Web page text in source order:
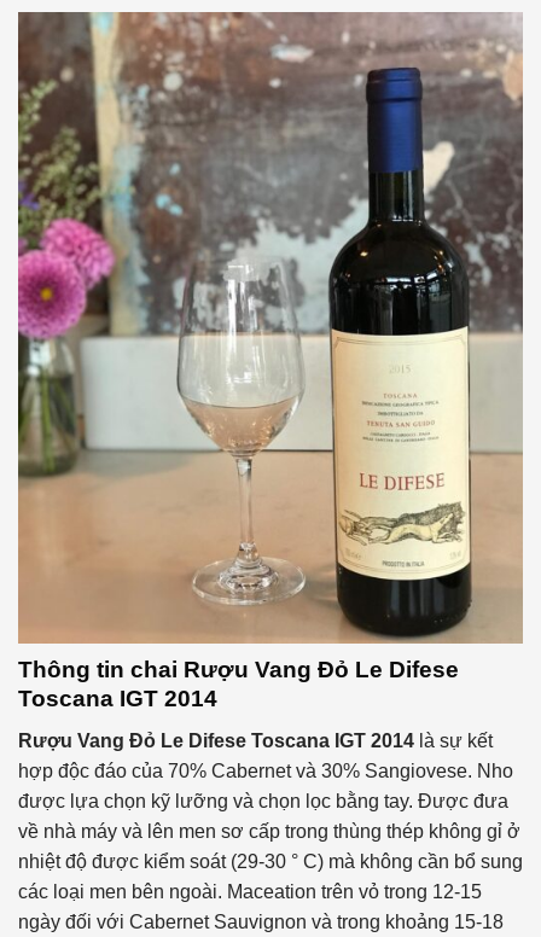
Thông tin chai Rượu Vang Đỏ Le Difese
Toscana IGT 2014
Rượu Vang Đỏ Le Difese Toscana IGT 2014 là sự kết
hợp độc đáo của 70% Cabernet và 30% Sangiovese. Nho
được lựa chọn kỹ lưỡng và chọn lọc bằng tay. Được đưa
về nhà máy và lên men sơ cấp trong thùng thép không gỉ ở
nhiệt độ được kiểm soát (29-30 ° C) mà không cần bổ sung
các loại men bên ngoài. Maceation trên vỏ trong 12-15
ngày đối với Cabernet Sauvignon và trong khoảng 15-18